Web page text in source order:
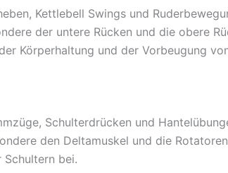
Kettlebell Swings und
der untere Rücken und die obere
Körperhaltung und der Vorbeugung
Schulterdrücken und
den Deltamuskel und die
bei.